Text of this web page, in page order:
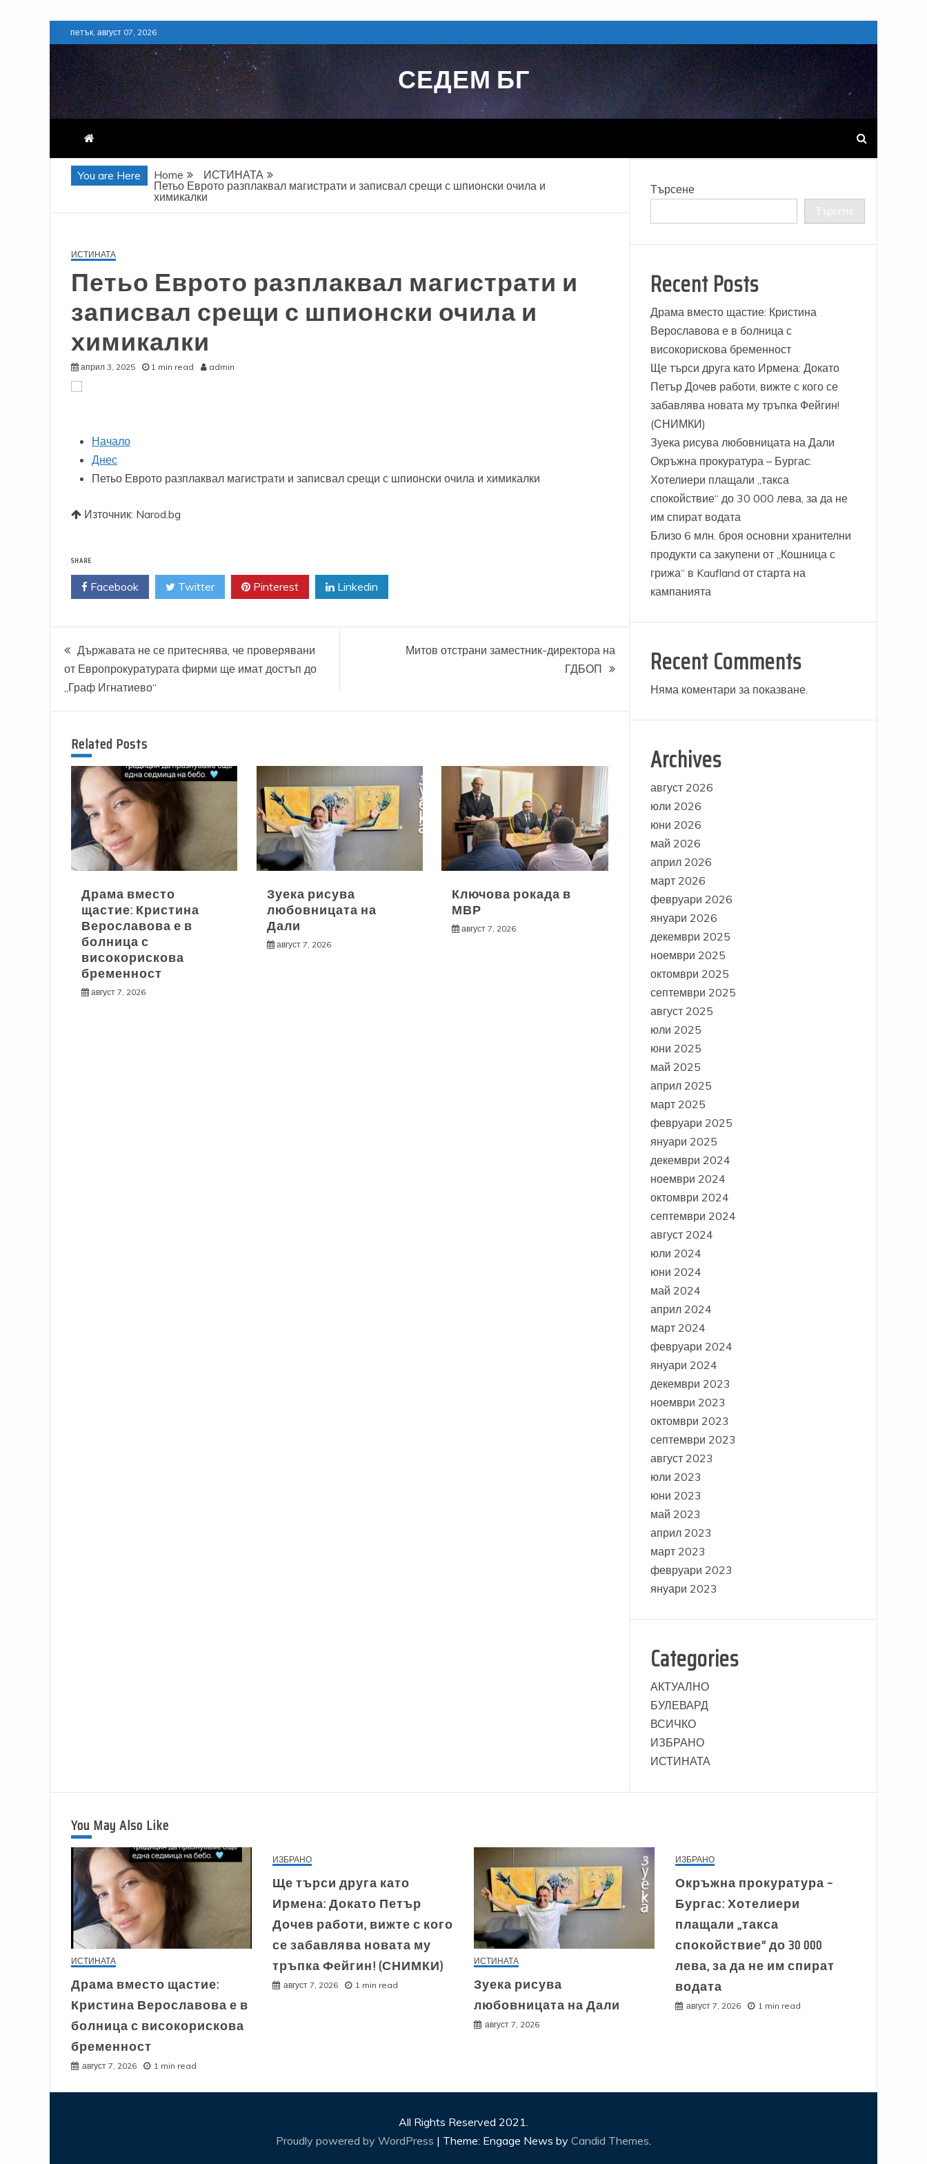
to
content
петък, август 07, 2026
СЕДЕМ БГ
You are Here Home
ИСТИНАТА
Петьо Еврото разплаквал магистрати и записвал срещи с шпионски очила и
химикалки
ИСТИНАТА
Петьо Еврото разплаквал магистрати и
записвал срещи с шпионски очила и
химикалки
април 3, 2025 1 min read admin
Начало
Днес
Петьо Еврото разплаквал магистрати и записвал срещи с шпионски очила и химикалки
Източник: Narod.bg
SHARE
Facebook Twitter Pinterest Linkedin
Навигация
Държавата не се притеснява, че проверявани
от Европрокуратурата фирми ще имат достъп до
„Граф Игнатиево“
Митов отстрани заместник-директора на
ГДБОП
Related Posts
Драма вместо
щастие: Кристина
Верославова е в
болница с
високорискова
бременност
август 7, 2026
Зуека рисува
любовницата на
Дали
август 7, 2026
Ключова рокада в
МВР
август 7, 2026
Търсене
Търсене
Recent Posts
Драма вместо щастие: Кристина
Верославова е в болница с
високорискова бременност
Ще търси друга като Ирмена: Докато
Петър Дочев работи, вижте с кого се
забавлява новата му тръпка Фейгин!
(СНИМКИ)
Зуека рисува любовницата на Дали
Окръжна прокуратура – Бургас:
Хотелиери плащали „такса
спокойствие“ до 30 000 лева, за да не
им спират водата
Близо 6 млн. броя основни хранителни
продукти са закупени от „Кошница с
грижа“ в Kaufland от старта на
кампанията
Recent Comments
Няма коментари за показване.
Archives
август 2026
юли 2026
юни 2026
май 2026
април 2026
март 2026
февруари 2026
януари 2026
декември 2025
ноември 2025
октомври 2025
септември 2025
август 2025
юли 2025
юни 2025
май 2025
април 2025
март 2025
февруари 2025
януари 2025
декември 2024
ноември 2024
октомври 2024
септември 2024
август 2024
юли 2024
юни 2024
май 2024
април 2024
март 2024
февруари 2024
януари 2024
декември 2023
ноември 2023
октомври 2023
септември 2023
август 2023
юли 2023
юни 2023
май 2023
април 2023
март 2023
февруари 2023
януари 2023
Categories
АКТУАЛНО
БУЛЕВАРД
ВСИЧКО
ИЗБРАНО
ИСТИНАТА
You May Also Like
ИСТИНАТА
Драма вместо щастие:
Кристина Верославова е в
болница с високорискова
бременност
август 7, 2026 1 min read
ИЗБРАНО
Ще търси друга като
Ирмена: Докато Петър
Дочев работи, вижте с кого
се забавлява новата му
тръпка Фейгин! (СНИМКИ)
август 7, 2026 1 min read
ИСТИНАТА
Зуека рисува
любовницата на Дали
август 7, 2026
ИЗБРАНО
Окръжна прокуратура –
Бургас: Хотелиери
плащали „такса
спокойствие“ до 30 000
лева, за да не им спират
водата
август 7, 2026 1 min read
All Rights Reserved 2021.
Proudly powered by WordPress | Theme: Engage News by Candid Themes.